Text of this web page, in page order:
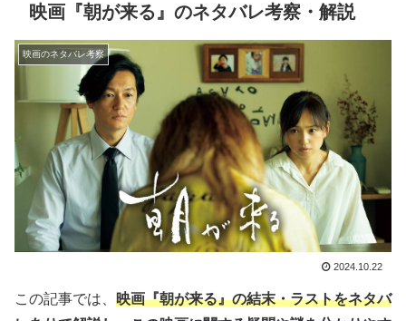
映画『朝が来る』のネタバレ考察・解説
映画のネタバレ考察
2024.10.22
この記事では、 映画『朝が来る』の結末・ラストをネタバ